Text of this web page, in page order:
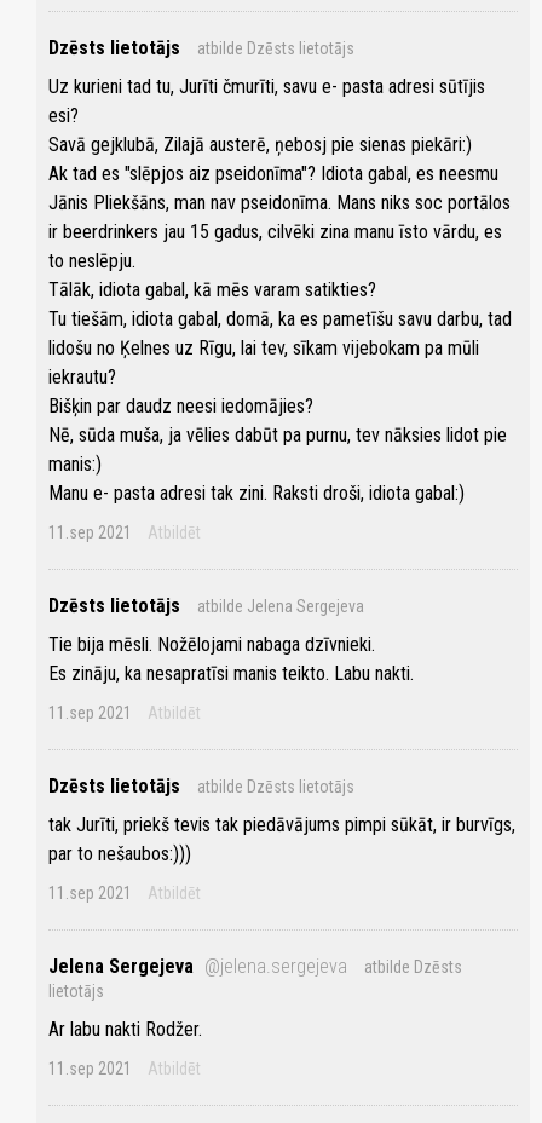
Dzēsts lietotājs atbilde Dzēsts lietotājs
Uz kurieni tad tu, Jurīti čmurīti, savu e- pasta adresi sūtījis
esi?
Savā gejklubā, Zilajā austerē, ņebosj pie sienas piekāri:)
Ak tad es "slēpjos aiz pseidonīma"? Idiota gabal, es neesmu
Jānis Pliekšāns, man nav pseidonīma. Mans niks soc portālos
ir beerdrinkers jau 15 gadus, cilvēki zina manu īsto vārdu, es
to neslēpju.
Tālāk, idiota gabal, kā mēs varam satikties?
Tu tiešām, idiota gabal, domā, ka es pametīšu savu darbu, tad
lidošu no Ķelnes uz Rīgu, lai tev, sīkam vijebokam pa mūli
iekrautu?
Bišķin par daudz neesi iedomājies?
Nē, sūda muša, ja vēlies dabūt pa purnu, tev nāksies lidot pie
manis:)
Manu e- pasta adresi tak zini. Raksti droši, idiota gabal:)
11.sep 2021 Atbildēt
Dzēsts lietotājs atbilde Jelena Sergejeva
Tie bija mēsli. Nožēlojami nabaga dzīvnieki.
Es zināju, ka nesapratīsi manis teikto. Labu nakti.
11.sep 2021 Atbildēt
Dzēsts lietotājs atbilde Dzēsts lietotājs
tak Jurīti, priekš tevis tak piedāvājums pimpi sūkāt, ir burvīgs,
par to nešaubos:)))
11.sep 2021 Atbildēt
Jelena Sergejeva @jelena.sergejeva
atbilde Dzēsts
lietotājs
Ar labu nakti Rodžer.
11.sep 2021 Atbildēt